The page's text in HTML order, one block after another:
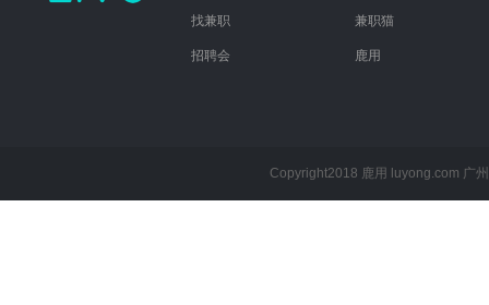
找兼职
招聘会
兼职猫
鹿用
Copyright2018 鹿用 luyong.com 广